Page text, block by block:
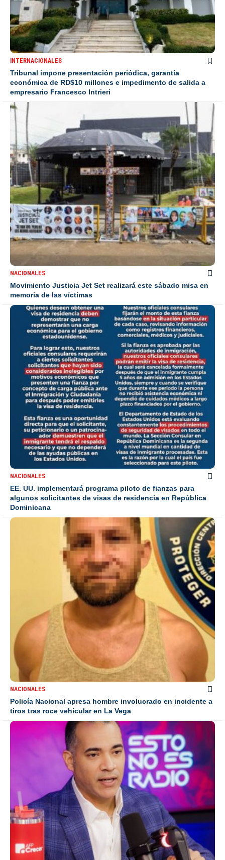
INTERNACIONALES
Tribunal impone presentación periódica, garantía
económica de RD$10 millones e impedimento de salida a
empresario Francesco Intrieri
NACIONALES
Movimiento Justicia Jet Set realizará este sábado misa en
memoria de las víctimas
NACIONALES
EE. UU. implementará programa piloto de fianzas para
algunos solicitantes de visas de residencia en República
Dominicana
NACIONALES
Policía Nacional apresa hombre involucrado en incidente a
tiros tras roce vehicular en La Vega